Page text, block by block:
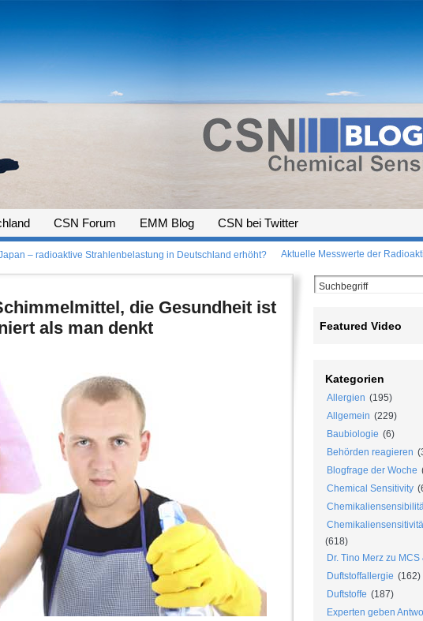
CSN Forum EMM Blog CSN bei Twitter
– radioaktive Strahlenbelastung in Deutschland erhöht? Aktuelle Messwerte der
die Gesundheit ist
als man denkt
Featured Video
Kategorien
Allergien (195)
Allgemein (229)
Baubiologie (6)
Behörden reagieren
Blogfrage der Woche
Chemical Sensitivity
(618)
Dr. Tino Merz zu
Duftstoffallergie (162)
Duftstoffe (187)
Experten geben